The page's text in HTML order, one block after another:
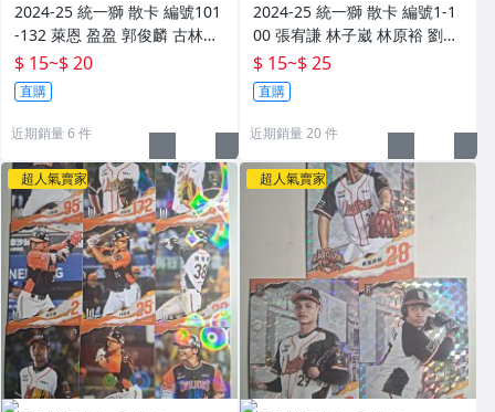
2024-25 統一獅 散卡 編號101
-132 萊恩 盈盈 郭俊麟 古林睿
煬 高塩將樹 張宥謙 胡智為 李
軍 林詔恩 林岱安 柯育民 陳重
羽 陳鏞基 陳聖平
$ 15~$ 20
直購
近期銷量 6 件
2024-25 統一獅 散卡 編號1-1
00 張宥謙 林子崴 林原裕 劉軒
荅 李其峰 鄭澔 邱浩鈞 黃竣彥
王鏡銘 獅帝芬 曾偉喆 周彥農
林易霆 胡智為 李軍
$ 15~$ 25
直購
近期銷量 20 件
超人氣賣家 超人氣賣家